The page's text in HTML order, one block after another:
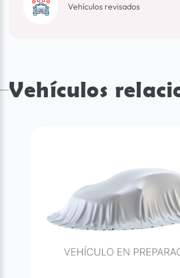
Vehículos revisados
Vehículos